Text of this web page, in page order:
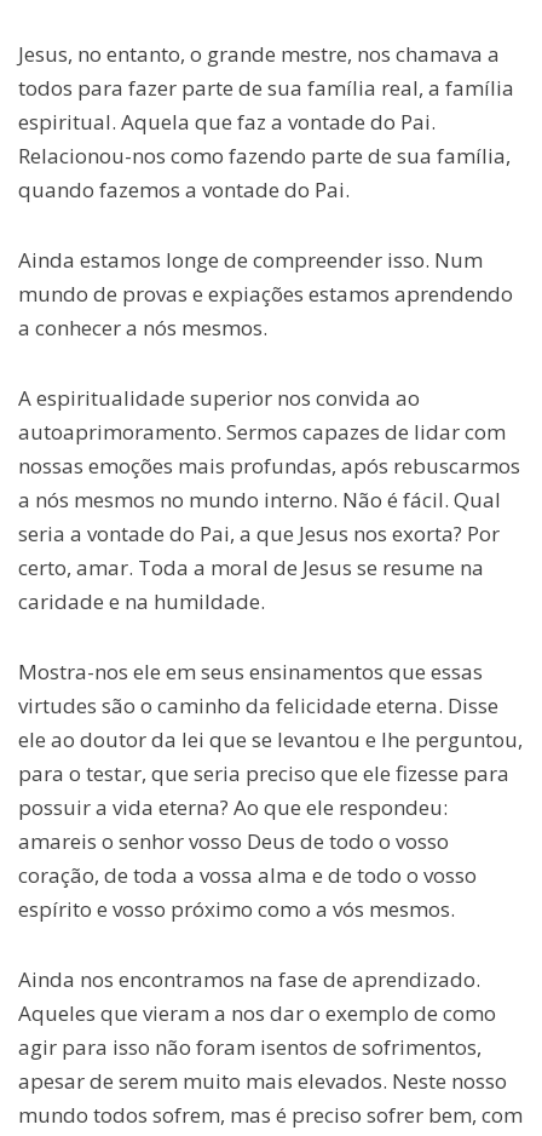
Jesus, no entanto, o grande mestre, nos chamava a
todos para fazer parte de sua família real, a família
espiritual. Aquela que faz a vontade do Pai.
Relacionou-nos como fazendo parte de sua família,
quando fazemos a vontade do Pai.
Ainda estamos longe de compreender isso. Num
mundo de provas e expiações estamos aprendendo
a conhecer a nós mesmos.
A espiritualidade superior nos convida ao
autoaprimoramento. Sermos capazes de lidar com
nossas emoções mais profundas, após rebuscarmos
a nós mesmos no mundo interno. Não é fácil. Qual
seria a vontade do Pai, a que Jesus nos exorta? Por
certo, amar. Toda a moral de Jesus se resume na
caridade e na humildade.
Mostra-nos ele em seus ensinamentos que essas
virtudes são o caminho da felicidade eterna. Disse
ele ao doutor da lei que se levantou e lhe perguntou,
para o testar, que seria preciso que ele fizesse para
possuir a vida eterna? Ao que ele respondeu:
amareis o senhor vosso Deus de todo o vosso
coração, de toda a vossa alma e de todo o vosso
espírito e vosso próximo como a vós mesmos.
Ainda nos encontramos na fase de aprendizado.
Aqueles que vieram a nos dar o exemplo de como
agir para isso não foram isentos de sofrimentos,
apesar de serem muito mais elevados. Neste nosso
mundo todos sofrem, mas é preciso sofrer bem, com